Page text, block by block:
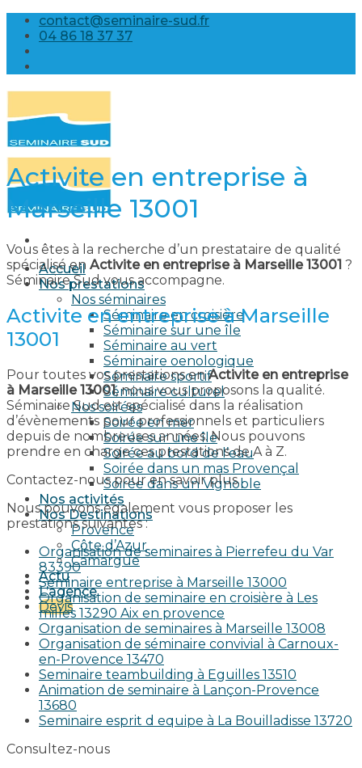
Skip
content
contact@seminaire-sud.fr
04 86 18 37 37
Accueil
Nos prestations
Nos séminaires
Séminaire en croisière
Séminaire sur une île
Séminaire au vert
Séminaire oenologique
Séminaire sportif
Séminaire culturel
Nos soirées
Soirée en mer
Soirée sur une île
Soirée au bord de l’eau
Soirée dans un mas Provençal
Soirée dans un Vignoble
Nos activités
Nos Destinations
Provence
Côte d’Azur
Camargue
Actu
L’agence
Devis
Activite en entreprise à
Marseille 13001
Vous êtes à la recherche d’un prestataire de qualité
spécialisé en Activite en entreprise à Marseille 13001 ?
Séminaire Sud vous accompagne.
Activite en entreprise à Marseille
13001
Pour toutes vos prestations enActivite en entreprise
à Marseille 13001, nous vous proposons la qualité.
Séminaire Sud est spécialisé dans la réalisation
d’évènements pour professionnels et particuliers
depuis de nombreuses années. Nous pouvons
prendre en charge ces prestations de A à Z.
Contactez-nous pour en savoir plus.
Nous pouvons également vous proposer les
prestations suivantes :
Organisation de seminaires à Pierrefeu du Var
83390
Seminaire entreprise à Marseille 13000
Organisation de seminaire en croisière à Les
milles 13290 Aix en provence​
Organisation de seminaires à Marseille 13008
Organisation de séminaire convivial à Carnoux-
en-Provence 13470
Seminaire teambuilding à Eguilles 13510
Animation de seminaire à Lançon-Provence
13680
Seminaire esprit d equipe à La Bouilladisse 13720
Consultez-nous